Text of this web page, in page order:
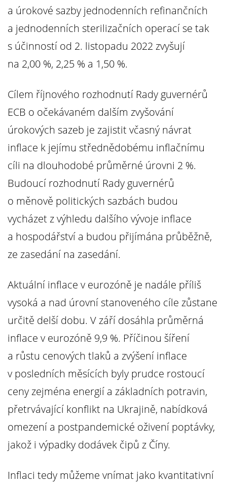
a úrokové sazby jednodenních refinančních
a jednodenních sterilizačních operací se tak
s účinností od 2. listopadu 2022 zvyšují
na 2,00 %, 2,25 % a 1,50 %.
Cílem říjnového rozhodnutí Rady guvernérů
ECB o očekávaném dalším zvyšování
úrokových sazeb je zajistit včasný návrat
inflace k jejímu střednědobému inflačnímu
cíli na dlouhodobé průměrné úrovni 2 %.
Budoucí rozhodnutí Rady guvernérů
o měnově politických sazbách budou
vycházet z výhledu dalšího vývoje inflace
a hospodářství a budou přijímána průběžně,
ze zasedání na zasedání.
Aktuální inflace v eurozóně je nadále příliš
vysoká a nad úrovní stanoveného cíle zůstane
určitě delší dobu. V září dosáhla průměrná
inflace v eurozóně 9,9 %. Příčinou šíření
a růstu cenových tlaků a zvýšení inflace
v posledních měsících byly prudce rostoucí
ceny zejména energií a základních potravin,
přetrvávající konflikt na Ukrajině, nabídková
omezení a postpandemické oživení poptávky,
jakož i výpadky dodávek čipů z Číny.
Inflaci tedy můžeme vnímat jako kvantitativní